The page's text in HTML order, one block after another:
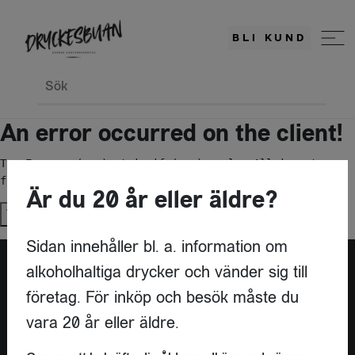
BLI KUND
Sök
An error occurred on the client!
TypeError: c(...).stringify(...).replaceAll is not a
function
Try againÄr du 20 år eller äldre?
Sidan innehåller bl. a. information om
alkoholhaltiga drycker och vänder sig till
företag. För inköp och besök måste du
vara 20 år eller äldre.